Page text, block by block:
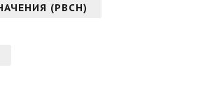
(РВСН)